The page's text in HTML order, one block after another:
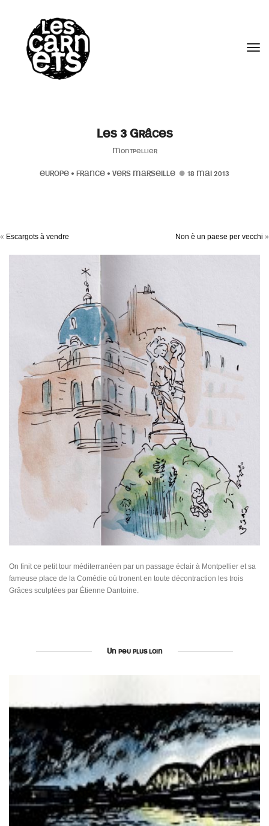
Les 3 Grâces
Montpellier
EUROPE • FRANCE • VERS MARSEILLE 18 MAI 2013
« Escargots à vendre Non è un paese per vecchi »
On finit ce petit tour méditerranéen par un passage éclair à Montpellier et sa
fameuse place de la Comédie où tronent en toute décontraction les trois
Grâces sculptées par Étienne Dantoine.
Un peu plus loin